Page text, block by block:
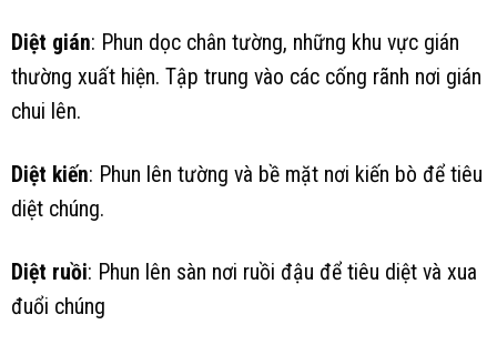
Diệt gián: Phun dọc chân tường, những khu vực gián
thường xuất hiện. Tập trung vào các cống rãnh nơi gián
chui lên.
Diệt kiến: Phun lên tường và bề mặt nơi kiến bò để tiêu
diệt chúng.
Diệt ruồi: Phun lên sàn nơi ruồi đậu để tiêu diệt và xua
đuổi chúng